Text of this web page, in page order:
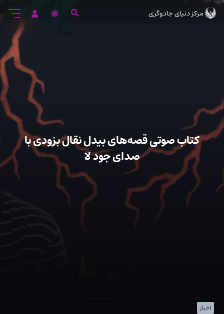
مرکز دنیای جادوگری
کتاب صوتی قصه‌های بیدل نقال بزودی با
صدای جود لا
اخبار